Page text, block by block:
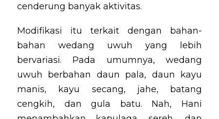
cenderung banyak aktivitas.
Modifikasi itu terkait dengan bahan-
bahan wedang uwuh yang lebih
bervariasi. Pada umumnya, wedang
uwuh berbahan daun pala, daun kayu
manis, kayu secang, jahe, batang
cengkih, dan gula batu. Nah, Hani